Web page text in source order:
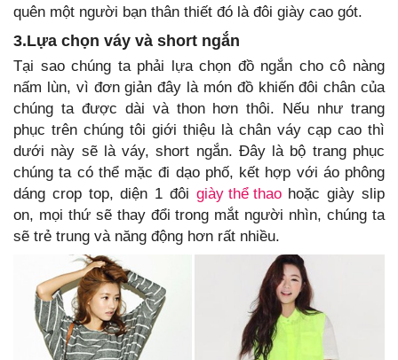
quên một người bạn thân thiết đó là đôi giày cao gót.
3.Lựa chọn váy và short ngắn
Tại sao chúng ta phải lựa chọn đồ ngắn cho cô nàng
nấm lùn, vì đơn giản đây là món đồ khiến đôi chân của
chúng ta được dài và thon hơn thôi. Nếu như trang
phục trên chúng tôi giới thiệu là chân váy cạp cao thì
dưới này sẽ là váy, short ngắn. Đây là bộ trang phục
chúng ta có thể mặc đi dạo phố, kết hợp với áo phông
dáng crop top, diện 1 đôi giày thể thaohoặc giày slip
on, mọi thứ sẽ thay đổi trong mắt người nhìn, chúng ta
sẽ trẻ trung và năng động hơn rất nhiều.